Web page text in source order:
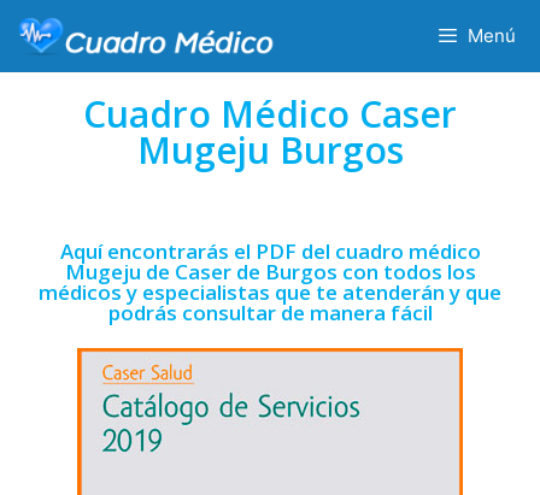
Menú
Cuadro Médico Caser
Mugeju Burgos
Aquí encontrarás el PDF del cuadro médico
Mugeju de Caser de Burgos con todos los
médicos y especialistas que te atenderán y que
podrás consultar de manera fácil